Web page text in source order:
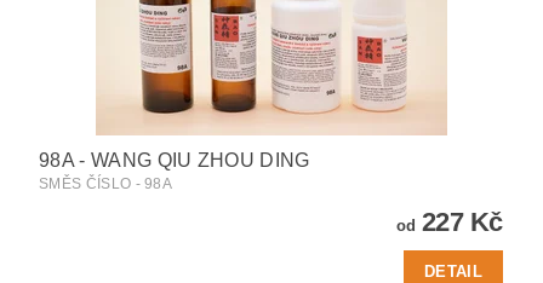
98A - WANG QIU ZHOU DING
SMĚS ČÍSLO - 98A
od 227 Kč
DETAIL